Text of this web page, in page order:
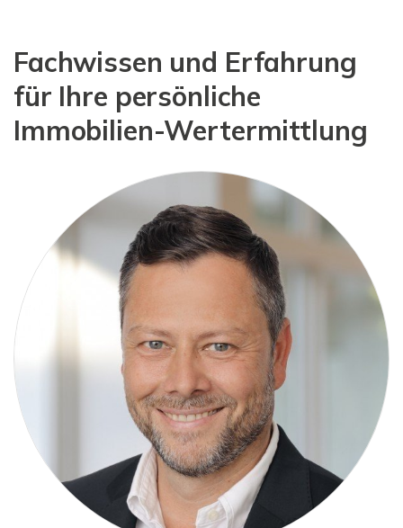
Fachwissen und Erfahrung
für Ihre persönliche
Immobilien-Wertermittlung